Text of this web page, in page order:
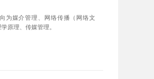
为媒介管理、网络传播（网络文
原理、传媒管理。